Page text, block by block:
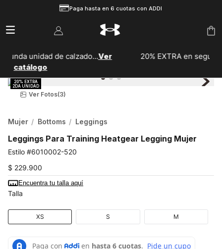
Paga hasta en 6 cuotas con ADDI
20% EXTRA en segunda unidad de vestuario...ver
Ver Fotos(3)
Mujer Bottoms Leggings
Leggings Para Training Heatgear Legging Mujer
6010002-520
$ 229.900
Encuentra tu talla aquí
Talla
XS S M